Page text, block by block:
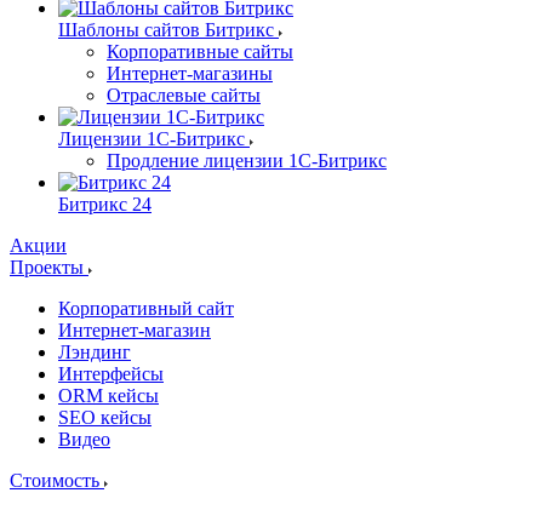
Шаблоны сайтов Битрикс
Корпоративные сайты
Интернет-магазины
Отраслевые сайты
Лицензии 1С-Битрикс
Продление лицензии 1С-Битрикс
Битрикс 24
Акции
Проекты
Корпоративный сайт
Интернет-магазин
Лэндинг
Интерфейсы
ORM кейсы
SEO кейсы
Видео
Стоимость